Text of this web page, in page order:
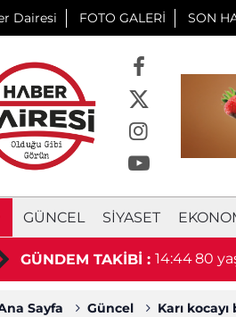
Dairesi FOTO GALERİ SON
GÜNCEL SIYASET
GÜNDEM TAKİBİ :
kayboldu
Sayfa Güncel Karı